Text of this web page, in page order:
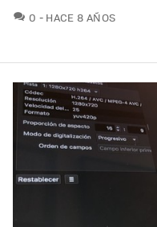
0 COMENTARIOS
HACE 8 AÑOS